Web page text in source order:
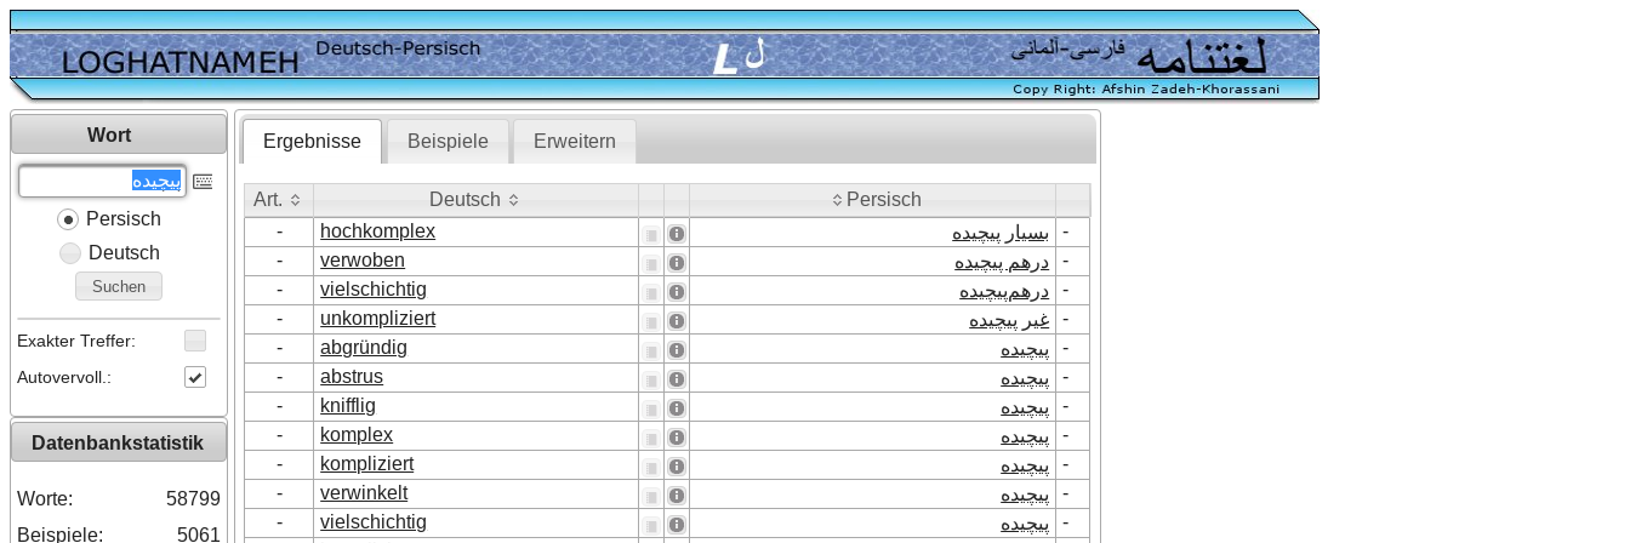
Wort
Persisch
Deutsch
Suchen
Exakter Treffer:
Autovervoll.:
Datenbankstatistik
Worte:
58799
Beispiele:
5061
Ergebnisse Beispiele Erweitern
Art. Deutsch
Persisch
Art.
- hochkomplex بسیار پیچیده
-
-
verwoben درهم پیچیده
-
-
vielschichtig درهم‌پیچیده
-
-
unkompliziert غیر پیچیده
-
-
abgründig پیچیده
-
-
abstrus پیچیده
-
-
knifflig پیچیده
-
-
komplex پیچیده
-
-
kompliziert پیچیده
-
-
verwinkelt پیچیده
-
-
vielschichtig پیچیده
-